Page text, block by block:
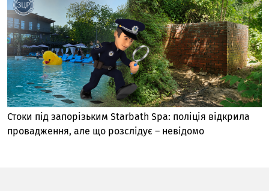
Стоки під запорізьким Starbath Spa: поліція відкрила
провадження, але що розслідує – невідомо